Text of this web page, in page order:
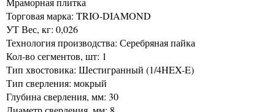
Торговая марка: TRIO-DIAMOND
УТ Вес, кг: 0,026
Технология производства: Серебряная пайка
Кол-во сегментов, шт: 1
Тип хвостовика: Шестигранный (1/4HEX-E)
Тип сверления: мокрый
Глубина сверления, мм: 30